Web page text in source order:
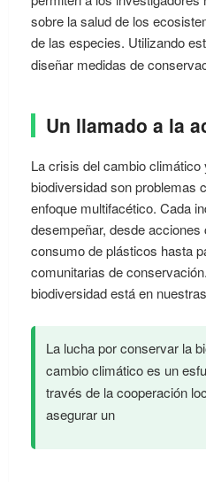
sobre la salud de los
de las especies. Utilizando
diseñar medidas de
Un llamado a la
La crisis del cambio
biodiversidad son problemas
enfoque multifacético. Cada
desempeñar, desde
consumo de plásticos hasta
comunitarias de
biodiversidad está en
La lucha por conservar la
cambio climático es un
través de la cooperación
asegurar un